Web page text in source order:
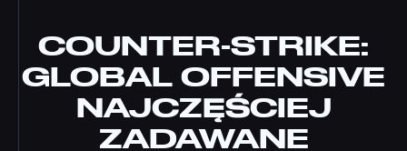
COUNTER-STRIKE:
GLOBAL OFFENSIVE
NAJCZĘŚCIEJ
ZADAWANE